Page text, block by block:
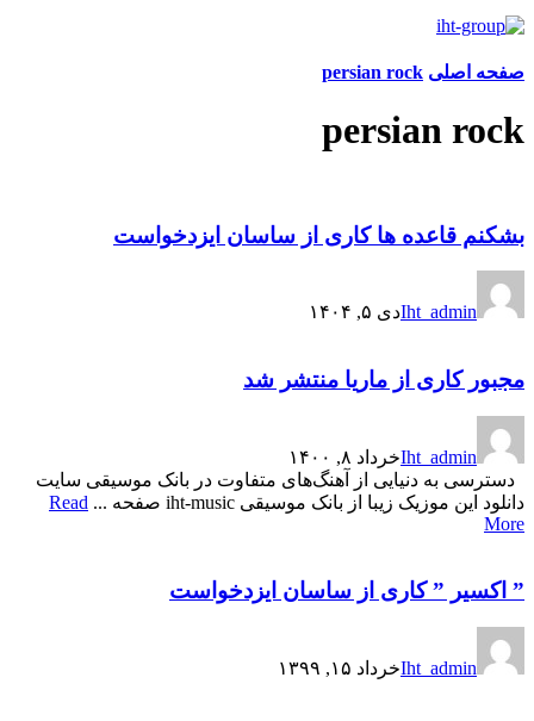
صفحه اصلی persian rock
persian rock
بشکنم قاعده ها کاری از ساسان ایزدخواست
Iht_adminدی ۵, ۱۴۰۴
مجبور کاری از ماریا منتشر شد
Iht_adminخرداد ۸, ۱۴۰۰
دسترسی به دنیایی از آهنگ‌های متفاوت در بانک موسیقی سایت
دانلود این موزیک زیبا از بانک موسیقی iht-music صفحه ...
Read
More
” اکسیر ” کاری از ساسان ایزدخواست
Iht_adminخرداد ۱۵, ۱۳۹۹